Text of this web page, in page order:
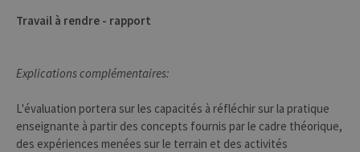
Travail à rendre - rapport
Explications complémentaires:
L'évaluation portera sur les capacités à réfléchir sur la pratique
enseignante à partir des concepts fournis par le cadre théorique,
des expériences menées sur le terrain et des activités